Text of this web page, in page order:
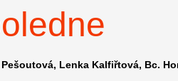
Pešoutová Lenka Kalfiřtová Bc.